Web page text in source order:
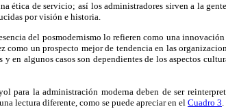
ética de servicio; así los administradores sirven a la
por visión e historia.
del posmodernismo lo refieren como una
como un prospecto mejor de tendencia en las
en algunos casos son dependientes de los aspectos
para la administración moderna deben de ser
lectura diferente, como se puede apreciar en el Cuadro 3.